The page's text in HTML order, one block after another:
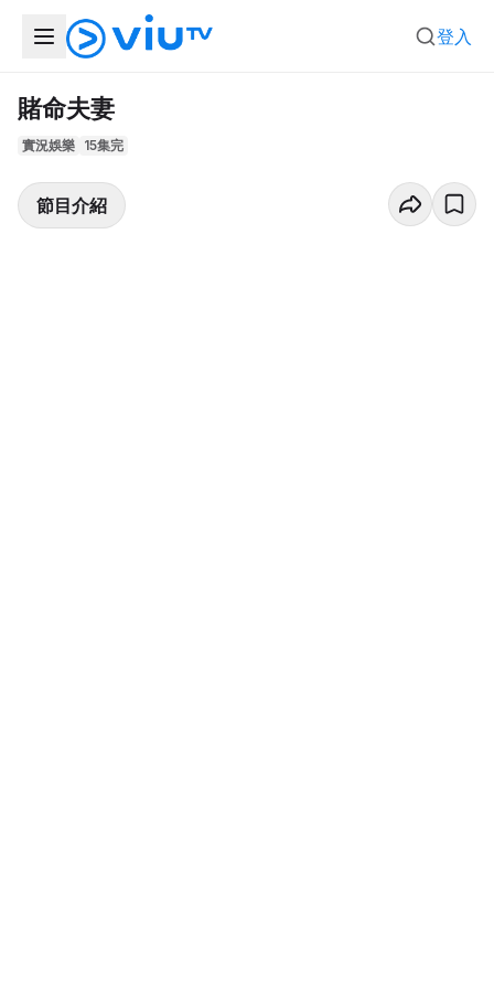
登入
賭命夫妻
實況娛樂 15集完
節目介紹